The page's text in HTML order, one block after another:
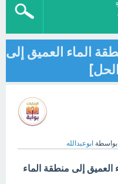
الماء العميق إلى
بواسطة ابوعبدالله
العميق إلى منطقة الماء